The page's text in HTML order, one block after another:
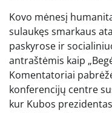
Kovo mėnesį
sulaukęs smarkaus
paskyrose ir
antraštėmis kaip
Komentatoriai
konferencijų centre
kur Kubos